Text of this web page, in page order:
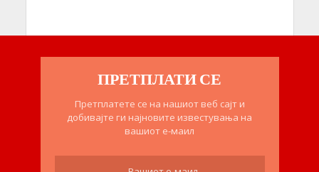
ПРЕТПЛАТИ СЕ
Претплатете се на нашиот веб сајт и
добивајте ги најновите известувања на
вашиот е-маил